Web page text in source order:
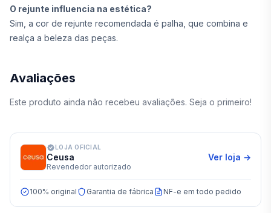
O rejunte influencia na estética?
Sim, a cor de rejunte recomendada é palha, que combina e
realça a beleza das peças.
Avaliações
Este produto ainda não recebeu avaliações. Seja o primeiro!
LOJA OFICIAL
Ceusa
Revendedor autorizado
Ver loja →
100% original Garantia de fábrica NF-e em todo pedido